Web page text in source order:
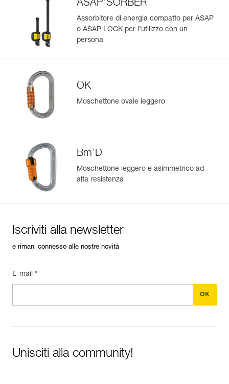
ASAP’SORBER AXESS o ASAP’SORBER 20 o 40 e un
connettore OK TRIACT-LOCK o Bm’D TRIACT-LOCK.
ASAP’SORBER
Assorbitore di energia compatto per ASAP
o ASAP LOCK per l’utilizzo con un
persona
OK
Moschettone ovale leggero
Bm’D
Moschettone leggero e asimmetrico ad
alta resistenza
Iscriviti alla newsletter
e rimani connesso alle nostre novità
E-mail *
Unisciti alla community!